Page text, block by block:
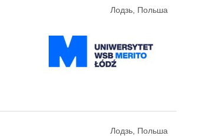
Лодзь, Польша
Лодзь, Польша